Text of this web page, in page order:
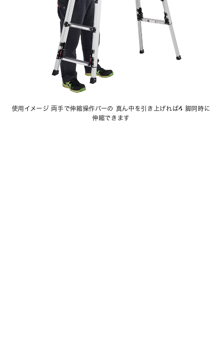
使用イメージ 両手で伸縮操作バーの 真ん中を引き上げれば4 脚同時に
伸縮できます